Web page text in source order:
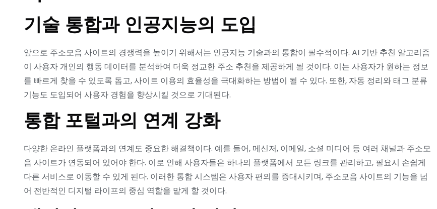
기술 통합과 인공지능의 도입
앞으로 주소모음 사이트의 경쟁력을 높이기 위해서는 인공지능 기술과의 통합이 필수적이다. AI 기반 추천 알고리즘
이 사용자 개인의 행동 데이터를 분석하여 더욱 정교한 주소 추천을 제공하게 될 것이다. 이는 사용자가 원하는 정보
를 빠르게 찾을 수 있도록 돕고, 사이트 이용의 효율성을 극대화하는 방법이 될 수 있다. 또한, 자동 정리와 태그 분류
기능도 도입되어 사용자 경험을 향상시킬 것으로 기대된다.
통합 포털과의 연계 강화
다양한 온라인 플랫폼과의 연계도 중요한 해결책이다. 예를 들어, 메신저, 이메일, 소셜 미디어 등 여러 채널과 주소모
음 사이트가 연동되어 있어야 한다. 이로 인해 사용자들은 하나의 플랫폼에서 모든 링크를 관리하고, 필요시 손쉽게
다른 서비스로 이동할 수 있게 된다. 이러한 통합 시스템은 사용자 편의를 증대시키며, 주소모음 사이트의 기능을 넘
어 전반적인 디지털 라이프의 중심 역할을 맡게 할 것이다.